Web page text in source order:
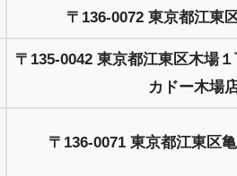
〒136-0072 東京都江東
〒135-0042 東京都江東区木場
カドー木場
〒136-0071 東京都江東区